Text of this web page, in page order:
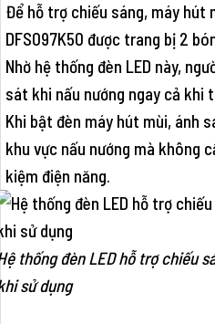
Để hỗ trợ chiếu sáng, máy hút
DFS097K50 được trang bị 2
Nhờ hệ thống đèn LED này,
sát khi nấu nướng ngay cả khi
Khi bật đèn máy hút mùi, ánh
khu vực nấu nướng mà không
kiệm điện năng.
thống đèn LED hỗ trợ chiếu
sử dụng